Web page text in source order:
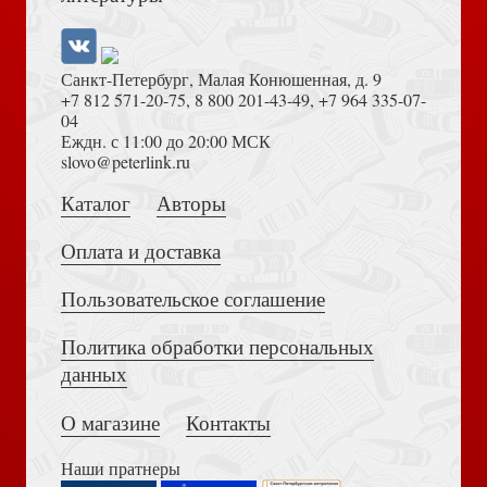
Наклейки А5 «Сны Алисы» (Ваката) 1000
Конверт для денег «С рождением прекрасной дочки!»
Достоевский Ф.М. Сила и правда России (2024)
Толкование на Апокалипсис (Тихоний Африканский)
Санкт-Петербург, Малая Конюшенная, д. 9
+7 812 571-20-75, 8 800 201-43-49, +7 964 335-07-
04
Еждн. с 11:00 до 20:00 МСК
slovo@peterlink.ru
Каталог
Авторы
Оплата и доставка
Пользовательское соглашение
Политика обработки персональных
данных
О магазине
Контакты
Наши пратнеры